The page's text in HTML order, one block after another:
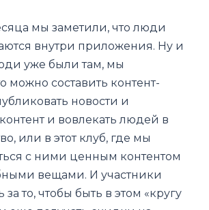
мы заметили, что люди
внутри приложения. Ну и
уже были там, мы
можно составить контент-
новости и
и вовлекать людей в
или в этот клуб, где мы
с ними ценным контентом
вещами. И участники
за то, чтобы быть в этом «кругу